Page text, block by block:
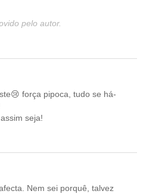
pelo autor.
força pipoca, tudo se há-
seja!
Nem sei porquê, talvez